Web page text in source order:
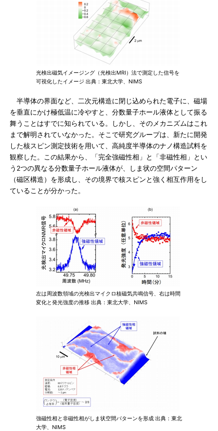
光検出磁気イメージング（光検出MRI）法で測定した信号を
可視化したイメージ 出典：東北大学、NIMS
半導体の界面など、二次元構造に閉じ込められた電子に、磁場
を垂直にかけ極低温に冷やすと、分数量子ホール液体として振る
舞うことはすでに知られている。しかし、そのメカニズムはこれ
まで解明されていなかった。そこで研究グループは、新たに開発
した核スピン測定技術を用いて、高純度半導体のナノ構造試料を
観察した。この結果から、「完全強磁性相」と「非磁性相」とい
う2つの異なる分数量子ホール液体が、しま状の空間パターン
（磁区構造）を形成し、その境界で核スピンと強く相互作用をし
ていることが分かった。
左は周波数領域の光検出マイクロ核磁気共鳴信号、右は時間
変化と発光強度の推移 出典：東北大学、NIMS
強磁性相と非磁性相がしま状空間パターンを形成 出典：東北
大学、NIMS